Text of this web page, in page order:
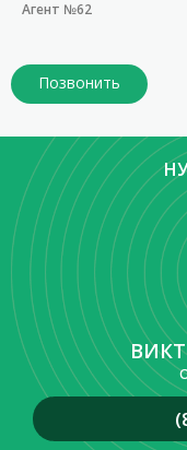
Агент №62